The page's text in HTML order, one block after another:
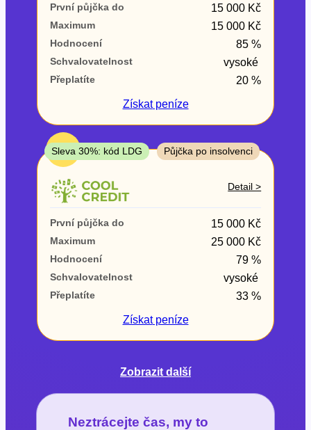
ne
Po insolvenci
ano
V hotovosti
ano
ne
První půjčka do 15 000 Kč
Maximum 15 000 Kč
Hodnocení 85 %
Schvalovatelnost vysoké
Přeplatíte
20 %
Získatpeníze
TOP
Sleva 30%: kód LDG Půjčka po insolvenci
Detail >
První půjčka do 15 000 Kč
Maximum 25 000 Kč
Hodnocení 79 %
Schvalovatelnost vysoké
Přeplatíte
33 %
Získatpeníze
Zobrazit další
Neztrácejte čas, my to